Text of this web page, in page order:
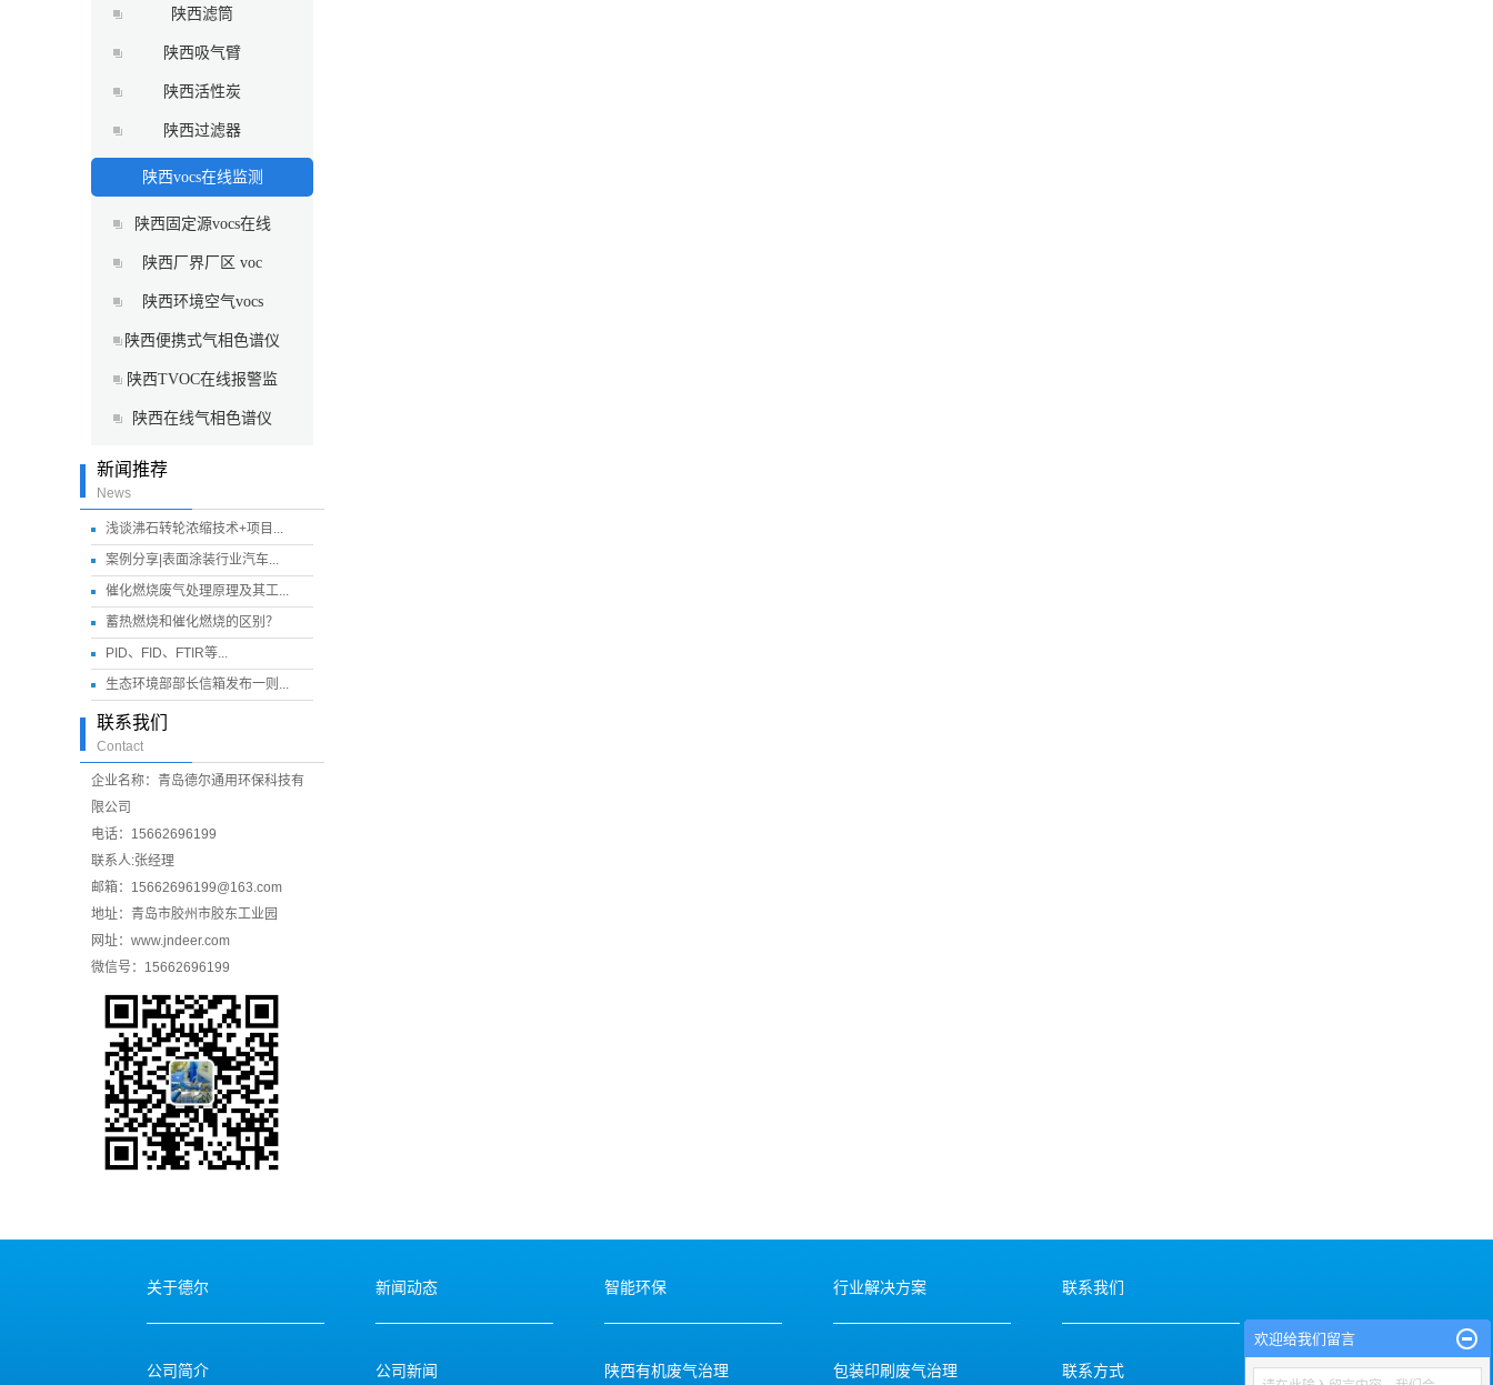
陕西滤筒
陕西吸气臂
陕西活性炭
陕西过滤器
陕西vocs在线监测
陕西固定源vocs在线
陕西厂界厂区 voc
陕西环境空气vocs
陕西便携式气相色谱仪
陕西TVOC在线报警监
陕西在线气相色谱仪
新闻推荐
News
浅谈沸石转轮浓缩技术+项目...
案例分享|表面涂装行业汽车...
催化燃烧废气处理原理及其工...
蓄热燃烧和催化燃烧的区别？
PID、FID、FTIR等...
生态环境部部长信箱发布一则...
联系我们
Contact
企业名称：青岛德尔通用环保科技有
限公司
电话：15662696199
联系人:张经理
邮箱：15662696199@163.com
地址：青岛市胶州市胶东工业园
网址： www.jndeer.com
微信号：15662696199
关于德尔
公司简介
新闻动态
公司新闻
智能环保
陕西有机废气治理
行业解决方案
包装印刷废气治理
联系我们
联系方式
欢迎给我们留言